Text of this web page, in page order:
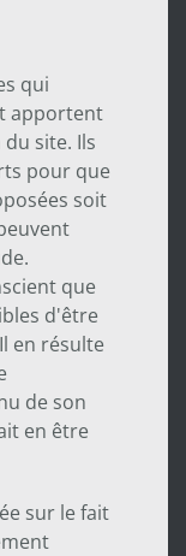
qui
apportent
site. Ils
pour que
soit
que
d'être
en résulte
de son
en être
sur le fait